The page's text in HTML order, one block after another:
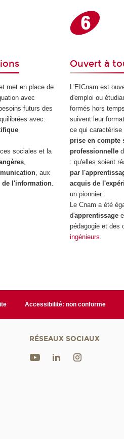
met en place de
avec
futurs des
avec:
sociales et la
,
, aux
de l'information.
Ouvert à
L'EICnam est
d'emploi ou
formés hors
suivent leur
ce qui
prise en compte
professionnelle
: qu'elles soient
par
acquis de
un pionnier.
Le Cnam a été
d'apprentissage
pédagogie et
ingénieurs.
Accessibilité: non conforme
RÉSEAUX SOCIAUX